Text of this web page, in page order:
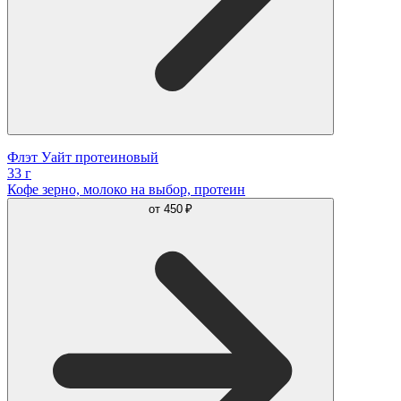
Флэт Уайт протеиновый
33 г
Кофе зерно, молоко на выбор, протеин
от 450 ₽